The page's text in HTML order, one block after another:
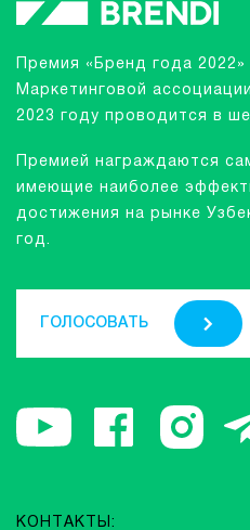
Премия «Бренд года
Маркетинговой
2023 году проводится в
Премией награждаются
имеющие наиболее
достижения на рынке
год.
ГОЛОСОВАТЬ
КОНТАКТЫ: